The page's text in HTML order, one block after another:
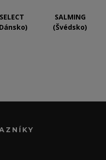
SELECT
SALMING
(Švédsko)